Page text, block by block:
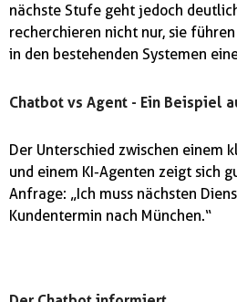
nächste Stufe geht jedoch
recherchieren nicht nur, sie
in den bestehenden Systemen
Chatbot vs Agent - Ein Beispiel
Der Unterschied zwischen einem
und einem KI-Agenten zeigt sich
Anfrage: „Ich muss nächsten
Kundentermin nach München.“